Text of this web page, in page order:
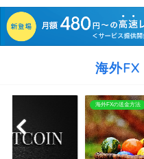
海外FX
海外FXの送金方法